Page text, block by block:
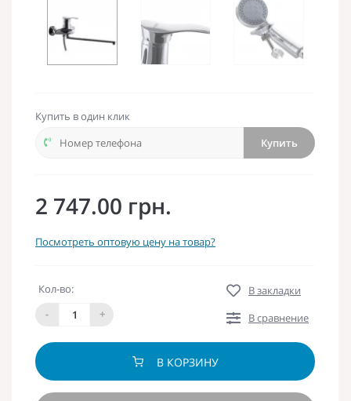
Купить в один клик
Купить
2 747.00 грн.
Посмотреть оптовую цену на товар?
Кол-во:
-
+
В закладки
В сравнение
В КОРЗИНУ